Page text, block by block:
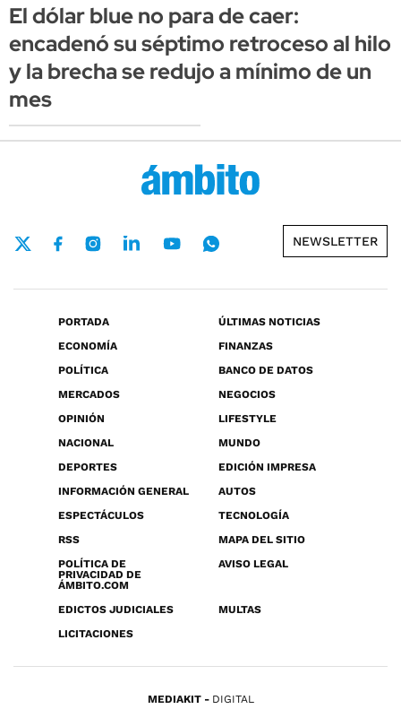
El dólar blue no para de caer:
encadenó su séptimo retroceso al hilo
y la brecha se redujo a mínimo de un
mes
NEWSLETTER
PORTADA
ÚLTIMAS NOTICIAS
ECONOMÍA
FINANZAS
POLÍTICA
BANCO DE DATOS
MERCADOS
NEGOCIOS
OPINIÓN
LIFESTYLE
NACIONAL
MUNDO
DEPORTES
EDICIÓN IMPRESA
INFORMACIÓN GENERAL
AUTOS
ESPECTÁCULOS
TECNOLOGÍA
RSS
MAPA DEL SITIO
POLÍTICA DE
PRIVACIDAD DE
ÁMBITO.COM
AVISO LEGAL
EDICTOS JUDICIALES
MULTAS
LICITACIONES
MEDIAKIT DIGITAL